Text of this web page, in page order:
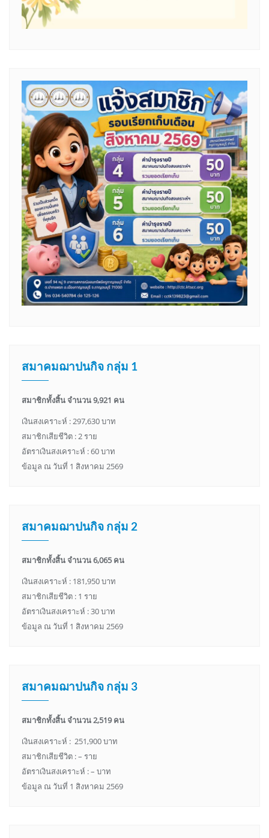
สมาคมฌาปนกิจ กลุ่ม 1
สมาชิกทั้งสิ้น จำนวน 9,921 คน
เงินสงเคราะห์ : 297,630 บาท
สมาชิกเสียชีวิต : 2 ราย
อัตราเงินสงเคราะห์ : 60 บาท
ข้อมูล ณ วันที่ 1 สิงหาคม 2569
สมาคมฌาปนกิจ กลุ่ม 2
สมาชิกทั้งสิ้น จำนวน 6,065 คน
เงินสงเคราะห์ : 181,950 บาท
สมาชิกเสียชีวิต : 1 ราย
อัตราเงินสงเคราะห์ : 30 บาท
ข้อมูล ณ วันที่ 1 สิงหาคม 2569
สมาคมฌาปนกิจ กลุ่ม 3
สมาชิกทั้งสิ้น จำนวน 2,519 คน
เงินสงเคราะห์ : 251,900 บาท
สมาชิกเสียชีวิต : – ราย
อัตราเงินสงเคราะห์ : – บาท
ข้อมูล ณ วันที่ 1 สิงหาคม 2569